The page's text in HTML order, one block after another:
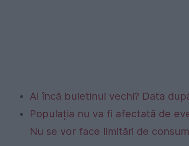
Ai încă buletinul vechi? Data
Populația nu va fi afectată de
Nu se vor face limitări de